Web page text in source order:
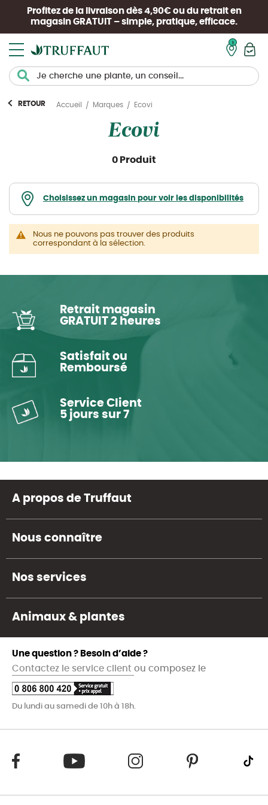
Profitez de la livraison dès 4,90€ ou du retrait en
magasin GRATUIT – simple, pratique, efficace.
RETOUR Accueil Marques Ecovi
Ecovi
0 Produit
Choisissez un magasin pour voir les disponibilités
Nous ne pouvons pas trouver des produits
correspondant à la sélection.
Retrait magasin
GRATUIT 2 heures
Satisfait ou
Remboursé
Service Client
5 jours sur 7
A propos de Truffaut
Nous connaître
Nos services
Animaux & plantes
Une question ? Besoin d’aide ?
Contactez le service client ou composez le
Du lundi au samedi de 10h à 18h.